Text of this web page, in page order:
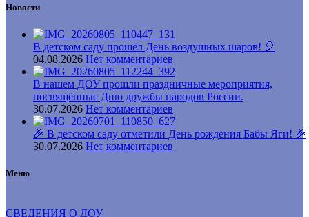
Новости
В детском саду прошёл День воздушных шаров! 🎈
04.08.2026 Нет комментариев
В нашем ДОУ прошли праздничные мероприятия,
посвящённые Дню дружбы народов России.
30.07.2026 Нет комментариев
🎉 В детском саду отметили День рождения Бабы Яги! 🎉
30.07.2026 Нет комментариев
Меню
СВЕДЕНИЯ О ДОУ